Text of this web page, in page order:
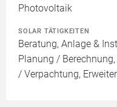
Photovoltaik
SOLAR TÄTIGKEITEN
Beratung, Anlage &
Planung /
/ Verpachtung,